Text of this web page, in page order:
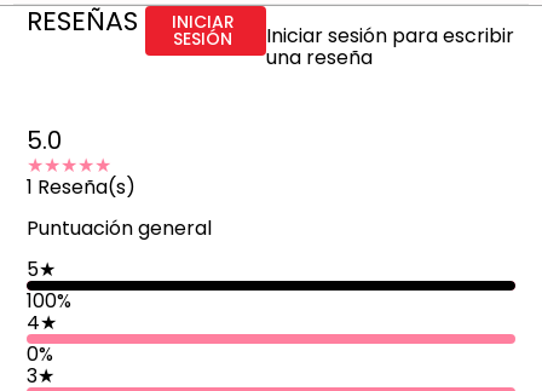
RESEÑAS INICIAR
SESIÓN Iniciar sesión para escribir
una reseña
5.0
★★★★★
1 Reseña(s)
Puntuación general
5★
100%
4★
0%
3★